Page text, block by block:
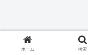
ホーム 検索